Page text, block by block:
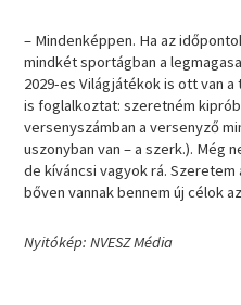
– Mindenképpen. Ha az
mindkét sportágban a
2029-es Világjátékok is ott van
is foglalkoztat: szeretném
versenyszámban a versenyző
uszonyban van – a szerk.). Még
de kíváncsi vagyok rá.
bőven vannak bennem új célok
Nyitókép: NVESZ Média